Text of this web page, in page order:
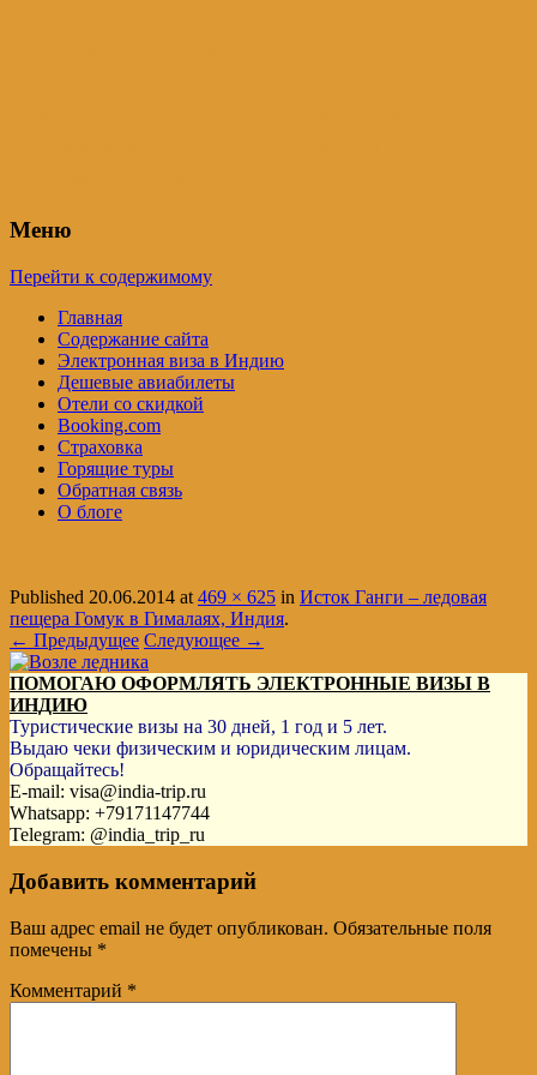
Меню
Перейти к содержимому
Главная
Содержание сайта
Электронная виза в Индию
Дешевые авиабилеты
Отели со скидкой
Booking.com
Страховка
Горящие туры
Обратная связь
О блоге
Published 20.06.2014 at469 × 625 in Исток Ганги – ледовая
пещера Гомук в Гималаях, Индия.
← Предыдущее Следующее →
ПОМОГАЮ ОФОРМЛЯТЬ ЭЛЕКТРОННЫЕ ВИЗЫ В
ИНДИЮ
Туристические визы на 30 дней, 1 год и 5 лет.
Выдаю чеки физическим и юридическим лицам.
Обращайтесь!
E-mail: visa@india-trip.ru
Whatsapp: +79171147744
Telegram: @india_trip_ru
Добавить комментарий
Ваш адрес email не будет опубликован. Обязательные поля
помечены *
Комментарий *